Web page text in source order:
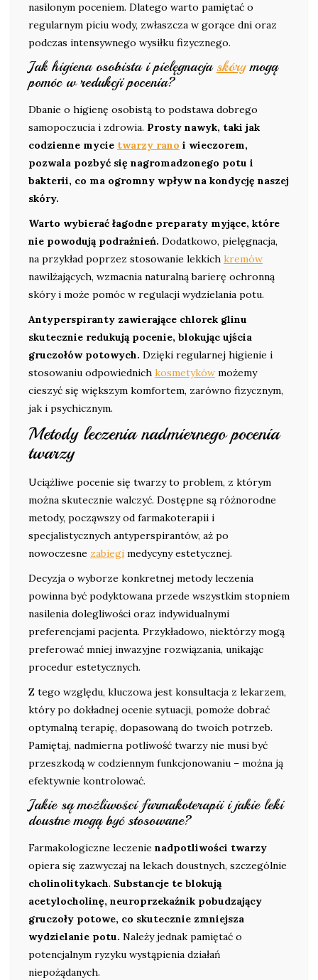
nasilonym poceniem. Dlatego warto pamiętać o
regularnym piciu wody, zwłaszcza w gorące dni oraz
podczas intensywnego wysiłku fizycznego.
Jak higiena osobista i pielęgnacja skórymogą
pomóc w redukcji pocenia?
Dbanie o higienę osobistą to podstawa dobrego
samopoczucia i zdrowia. Prosty nawyk, taki jak
codzienne mycie twarzy rano i wieczorem,
pozwala pozbyć się nagromadzonego potu i
bakterii, co ma ogromny wpływ na kondycję naszej
skóry.
Warto wybierać łagodne preparaty myjące, które
nie powodują podrażnień. Dodatkowo, pielęgnacja,
na przykład poprzez stosowanie lekkich kremów
nawilżających, wzmacnia naturalną barierę ochronną
skóry i może pomóc w regulacji wydzielania potu.
Antyperspiranty zawierające chlorek glinu
skutecznie redukują pocenie, blokując ujścia
gruczołów potowych. Dzięki regularnej higienie i
stosowaniu odpowiednich kosmetyków możemy
cieszyć się większym komfortem, zarówno fizycznym,
jak i psychicznym.
Metody leczenia nadmiernego pocenia
twarzy
Uciążliwe pocenie się twarzy to problem, z którym
można skutecznie walczyć. Dostępne są różnorodne
metody, począwszy od farmakoterapii i
specjalistycznych antyperspirantów, aż po
nowoczesne zabiegi medycyny estetycznej.
Decyzja o wyborze konkretnej metody leczenia
powinna być podyktowana przede wszystkim stopniem
nasilenia dolegliwości oraz indywidualnymi
preferencjami pacjenta. Przykładowo, niektórzy mogą
preferować mniej inwazyjne rozwiązania, unikając
procedur estetycznych.
Z tego względu, kluczowa jest konsultacja z lekarzem,
który po dokładnej ocenie sytuacji, pomoże dobrać
optymalną terapię, dopasowaną do twoich potrzeb.
Pamiętaj, nadmierna potliwość twarzy nie musi być
przeszkodą w codziennym funkcjonowaniu – można ją
efektywnie kontrolować.
Jakie są możliwości farmakoterapii i jakie leki
doustne mogą być stosowane?
Farmakologiczne leczenie nadpotliwości twarzy
opiera się zazwyczaj na lekach doustnych, szczególnie
cholinolitykach. Substancje te blokują
acetylocholinę, neuroprzekaźnik pobudzający
gruczoły potowe, co skutecznie zmniejsza
wydzielanie potu. Należy jednak pamiętać o
potencjalnym ryzyku wystąpienia działań
niepożądanych.